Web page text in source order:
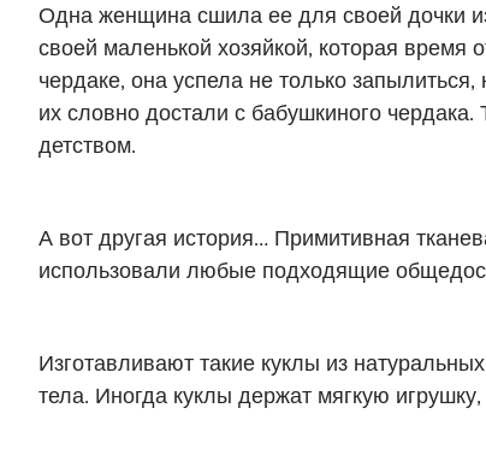
Одна женщина сшила ее для своей дочки
своей маленькой хозяйкой, которая время
чердаке, она успела не только
их словно достали с бабушкиного
детством.
А вот другая история… Примитивная
использовали любые подходящие
Изготавливают такие куклы из
тела. Иногда куклы держат мягкую